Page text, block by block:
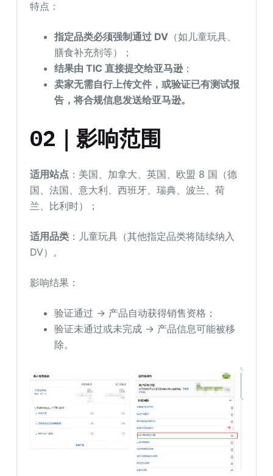
特点：
指定品类必须强制通过 DV （如儿童玩具、
膳食补充剂等）；
结果由 TIC 直接提交给亚马逊；
卖家无需自行上传文件 ，或验证已有测试报
告，将合规信息发送给亚马逊。
02｜影响范围
适用站点 ：美国、加拿大、英国、欧盟 8 国（德
国、法国、意大利、西班牙、瑞典、波兰、荷
兰、比利时）；
适用品类 ：儿童玩具（其他指定品类将陆续纳入
DV）。
影响结果：
验证通过 → 产品自动获得销售资格；
验证未通过或未完成 → 产品信息可能被移
除。